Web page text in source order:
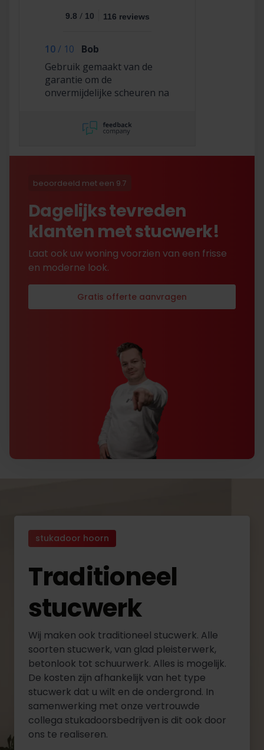
9.8 / 10 116 reviews
10/ 10
Bob
Gebruik gemaakt van de
garantie om de
onvermijdelijke scheuren na
en dat hebben ze super
netjes gedaan!
beoordeeld met een 9.7
Dagelijks tevreden
klanten met stucwerk!
Laat ook uw woning voorzien van een frisse
en moderne look.
Gratis offerte aanvragen
stukadoor hoorn
Traditioneel
stucwerk
Wij maken ook traditioneel stucwerk. Alle
soorten stucwerk, van glad pleisterwerk,
betonlook tot schuurwerk. Alles is mogelijk.
De kosten zijn afhankelijk van het type
stucwerk dat u wilt en de ondergrond. In
samenwerking met onze vertrouwde
collega stukadoorsbedrijven is dit ook door
ons te realiseren.